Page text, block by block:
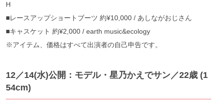
H
■レースアップショートブーツ 約¥10,000 / あしながおじさん
■キャスケット 約¥2,000 / earth music&ecology
※アイテム、価格はすべて出演者の自己申告です。
12／14(水)公開：モデル・星乃かえでサン／22歳 (1
54cm)